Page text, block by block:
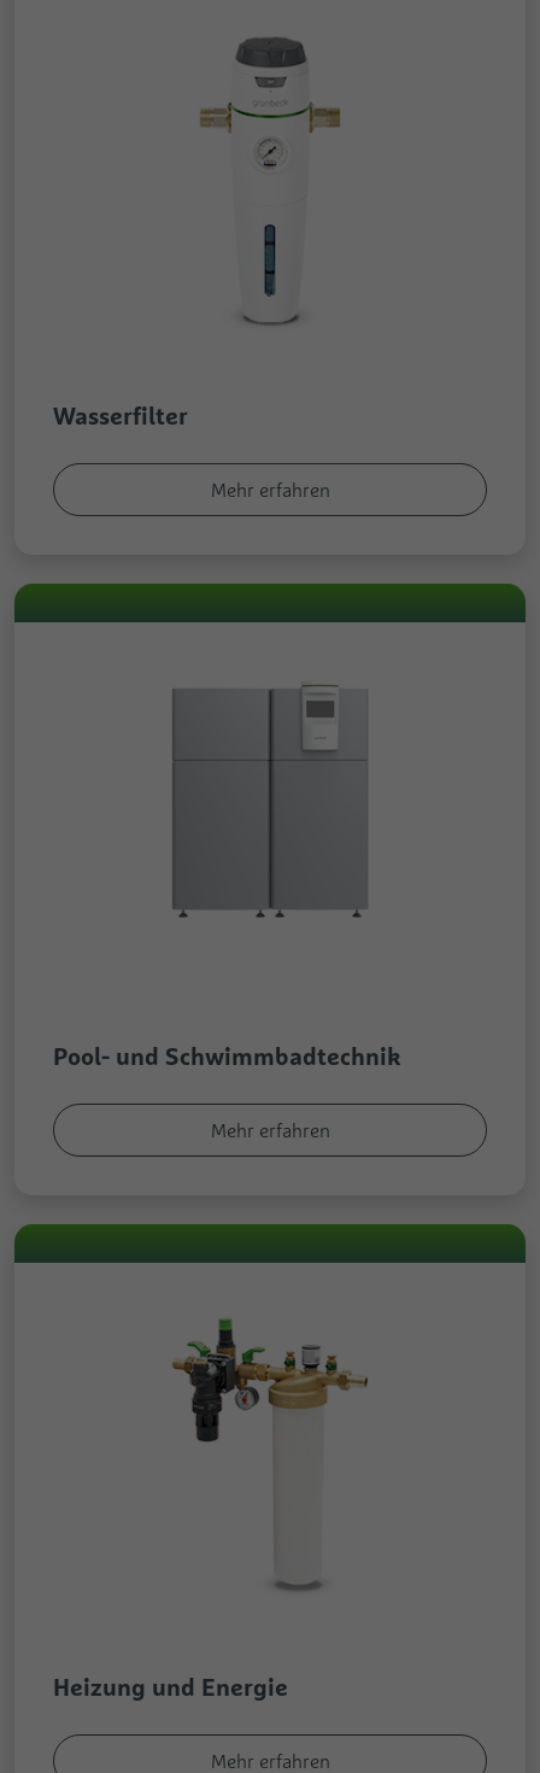
Wasserfilter
Mehr erfahren
Pool- und Schwimmbadtechnik
Mehr erfahren
Heizung und Energie
Mehr erfahren